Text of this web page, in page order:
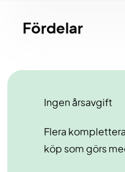
Fördelar
Ingen årsavgift
Flera
köp som görs